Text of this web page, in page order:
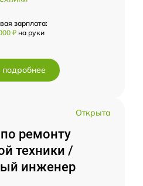
зарплата:
₽ на руки
подробнее
Открыта
ремонту
техники /
инженер